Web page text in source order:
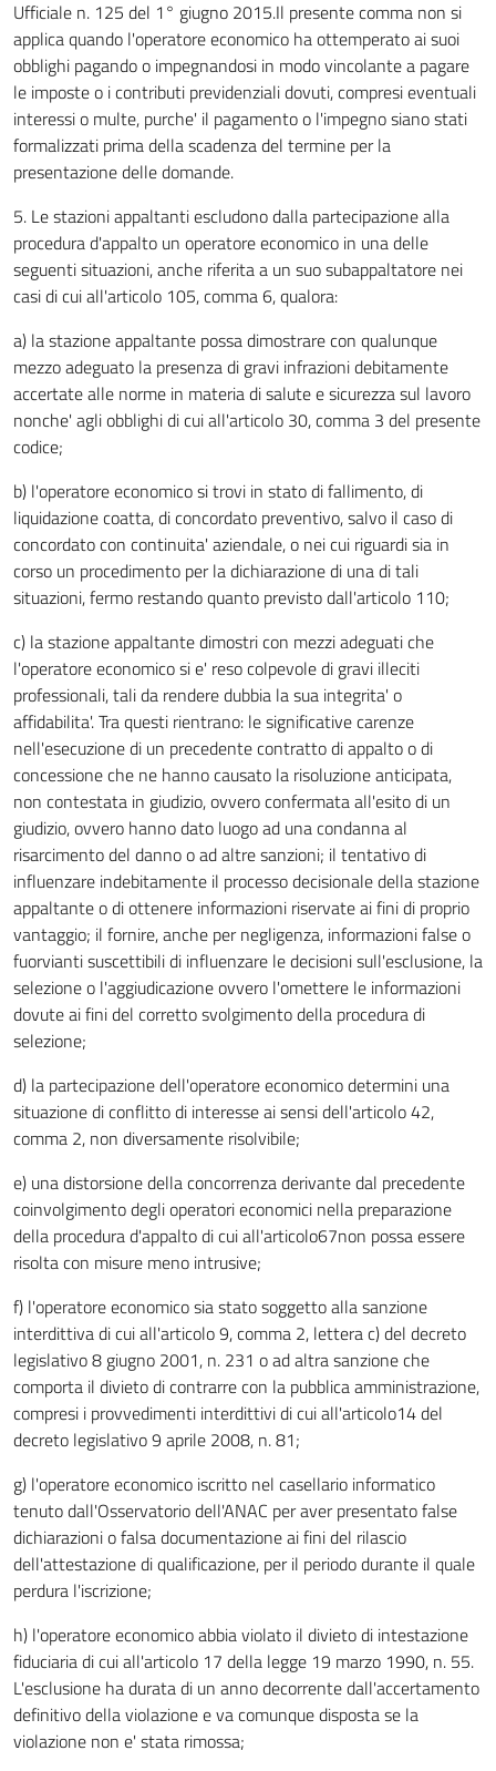
Ufficiale n. 125 del 1° giugno 2015.Il presente comma non si
applica quando l'operatore economico ha ottemperato ai suoi
obblighi pagando o impegnandosi in modo vincolante a pagare
le imposte o i contributi previdenziali dovuti, compresi eventuali
interessi o multe, purche' il pagamento o l'impegno siano stati
formalizzati prima della scadenza del termine per la
presentazione delle domande.
5. Le stazioni appaltanti escludono dalla partecipazione alla
procedura d'appalto un operatore economico in una delle
seguenti situazioni, anche riferita a un suo subappaltatore nei
casi di cui all'articolo 105, comma 6, qualora:
a) la stazione appaltante possa dimostrare con qualunque
mezzo adeguato la presenza di gravi infrazioni debitamente
accertate alle norme in materia di salute e sicurezza sul lavoro
nonche' agli obblighi di cui all'articolo 30, comma 3 del presente
codice;
b) l'operatore economico si trovi in stato di fallimento, di
liquidazione coatta, di concordato preventivo, salvo il caso di
concordato con continuita' aziendale, o nei cui riguardi sia in
corso un procedimento per la dichiarazione di una di tali
situazioni, fermo restando quanto previsto dall'articolo 110;
c) la stazione appaltante dimostri con mezzi adeguati che
l'operatore economico si e' reso colpevole di gravi illeciti
professionali, tali da rendere dubbia la sua integrita' o
affidabilita'. Tra questi rientrano: le significative carenze
nell'esecuzione di un precedente contratto di appalto o di
concessione che ne hanno causato la risoluzione anticipata,
non contestata in giudizio, ovvero confermata all'esito di un
giudizio, ovvero hanno dato luogo ad una condanna al
risarcimento del danno o ad altre sanzioni; il tentativo di
influenzare indebitamente il processo decisionale della stazione
appaltante o di ottenere informazioni riservate ai fini di proprio
vantaggio; il fornire, anche per negligenza, informazioni false o
fuorvianti suscettibili di influenzare le decisioni sull'esclusione, la
selezione o l'aggiudicazione ovvero l'omettere le informazioni
dovute ai fini del corretto svolgimento della procedura di
selezione;
d) la partecipazione dell'operatore economico determini una
situazione di conflitto di interesse ai sensi dell'articolo 42,
comma 2, non diversamente risolvibile;
e) una distorsione della concorrenza derivante dal precedente
coinvolgimento degli operatori economici nella preparazione
della procedura d'appalto di cui all'articolo67non possa essere
risolta con misure meno intrusive;
f) l'operatore economico sia stato soggetto alla sanzione
interdittiva di cui all'articolo 9, comma 2, lettera c) del decreto
legislativo 8 giugno 2001, n. 231 o ad altra sanzione che
comporta il divieto di contrarre con la pubblica amministrazione,
compresi i provvedimenti interdittivi di cui all'articolo14 del
decreto legislativo 9 aprile 2008, n. 81;
g) l'operatore economico iscritto nel casellario informatico
tenuto dall'Osservatorio dell'ANAC per aver presentato false
dichiarazioni o falsa documentazione ai fini del rilascio
dell'attestazione di qualificazione, per il periodo durante il quale
perdura l'iscrizione;
h) l'operatore economico abbia violato il divieto di intestazione
fiduciaria di cui all'articolo 17 della legge 19 marzo 1990, n. 55.
L'esclusione ha durata di un anno decorrente dall'accertamento
definitivo della violazione e va comunque disposta se la
violazione non e' stata rimossa;